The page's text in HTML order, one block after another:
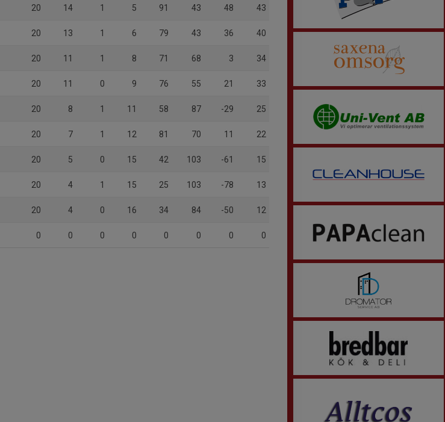
20 14 1 5 91 43 48 43
20 13 1 6 79 43 36 40
20 11 1 8 71 68 3 34
20 11 0 9 76 55 21 33
20 8 1 11 58 87 -29 25
20 7 1 12 81 70 11 22
20 5 0 15 42 103 -61 15
20 4 1 15 25 103 -78 13
20 4 0 16 34 84 -50 12
0 0 0 0 0 0 0 0